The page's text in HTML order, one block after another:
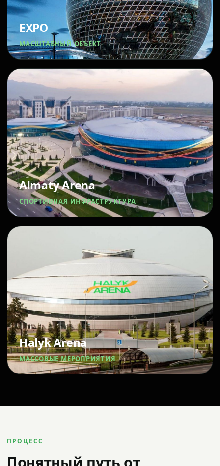
EXPO
МАСШТАБНЫЙ ОБЪЕКТ
Almaty Arena
СПОРТИВНАЯ ИНФРАСТРУКТУРА
Halyk Arena
МАССОВЫЕ МЕРОПРИЯТИЯ
ПРОЦЕСС
Понятный путь от